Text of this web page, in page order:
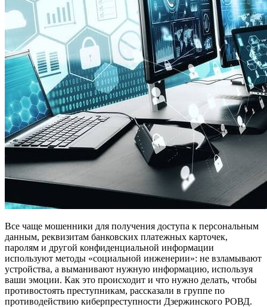
Все чаще мошенники для получения доступа к персональным
данным, реквизитам банковских платежных карточек,
паролям и другой конфиденциальной информации
используют методы «социальной инженерии»: не взламывают
устройства, а выманивают нужную информацию, используя
ваши эмоции. Как это происходит и что нужно делать, чтобы
противостоять преступникам, рассказали в группе по
противодействию киберпреступности Дзержинского РОВД.